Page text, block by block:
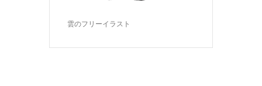
雲のフリーイラスト